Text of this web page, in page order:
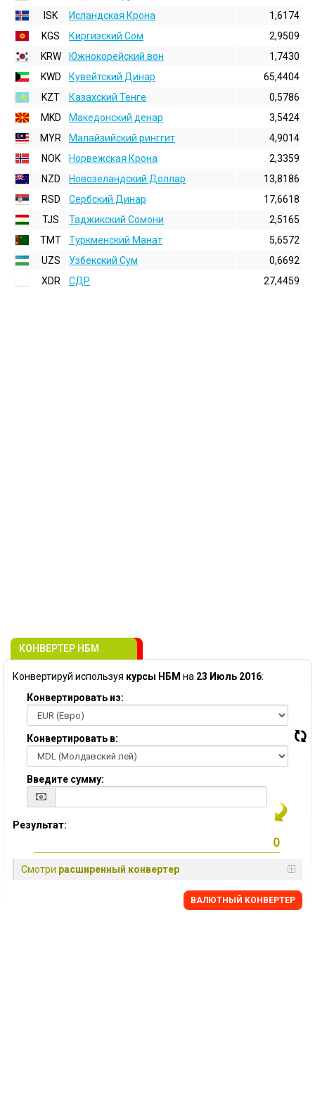
ISK
Исландская Крона
1,6174
KGS
Киргизский Сом
2,9509
KRW
Южнокорейский вон
1,7430
KWD
Кувейтский Динар
65,4404
KZT
Казахский Тенге
0,5786
MKD
Македонский денар
3,5424
MYR
Малайзийский ринггит
4,9014
NOK
Норвежская Крона
2,3359
NZD
Новозеландский Доллар
13,8186
RSD
Сербский Динар
17,6618
TJS
Таджикский Сомони
2,5165
TMT
Туркменский Манат
5,6572
UZS
Узбекский Сум
0,6692
XDR
СДР 27,4459
КОНВЕРТЕР НБМ
Конвертируй используя курсы НБМ на 23 Июль 2016:
Конвертировать из:
Конвертировать в:
Введите сумму:
Результат:
Смотри расширенный конвертер
BАЛЮТНЫЙ KОНВЕРТЕР